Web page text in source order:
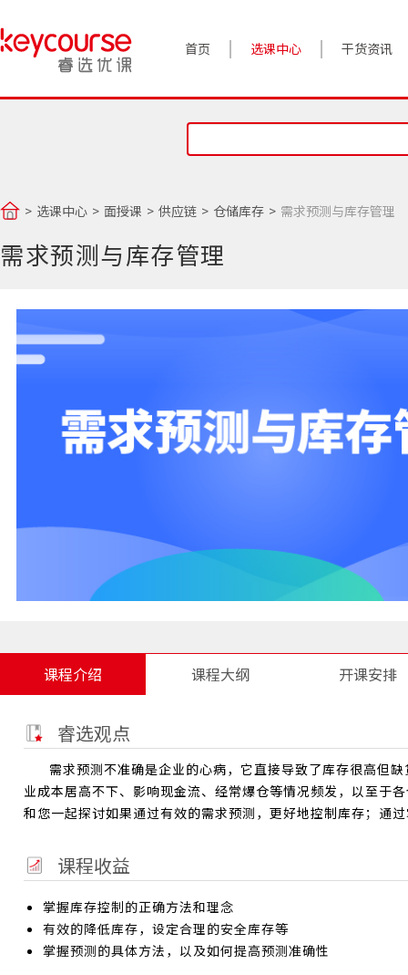
首页 选课中心 干货资讯
案例实践
对话高管
选课中心 面授课 供应链 仓储库存 需求预测与库存管理
需求预测与库存管理
课程介绍 课程大纲 开课安排
睿选观点
需求预测不准确是企业的心病，它直接导致了库存很高但
业成本居高不下、影响现金流、经常爆仓等情况频发，以至于
和您一起探讨如果通过有效的需求预测，更好地控制库存；通
课程收益
掌握库存控制的正确方法和理念
有效的降低库存，设定合理的安全库存等
掌握预测的具体方法，以及如何提高预测准确性